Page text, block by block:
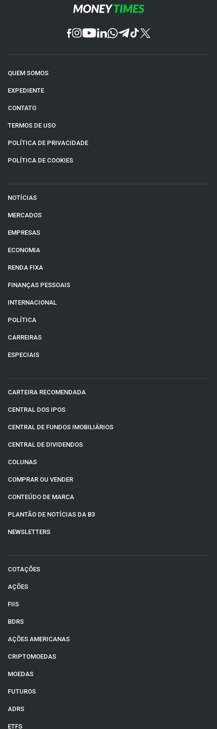
QUEM SOMOS
EXPEDIENTE
CONTATO
TERMOS DE USO
POLÍTICA DE PRIVACIDADE
POLÍTICA DE COOKIES
NOTÍCIAS
MERCADOS
EMPRESAS
ECONOMIA
RENDA FIXA
FINANÇAS PESSOAIS
INTERNACIONAL
POLÍTICA
CARREIRAS
ESPECIAIS
CARTEIRA RECOMENDADA
CENTRAL DOS IPOS
CENTRAL DE FUNDOS IMOBILIÁRIOS
CENTRAL DE DIVIDENDOS
COLUNAS
COMPRAR OU VENDER
CONTEÚDO DE MARCA
PLANTÃO DE NOTÍCIAS DA B3
NEWSLETTERS
COTAÇÕES
AÇÕES
FIIS
BDRS
AÇÕES AMERICANAS
CRIPTOMOEDAS
MOEDAS
FUTUROS
ADRS
ETFS